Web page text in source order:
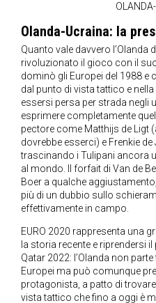
Olanda-Ucraina: la
Quanto vale davvero l’Olanda
rivoluzionato il gioco con il
dominò gli Europei del 1988 e
dal punto di vista tattico e
essersi persa per strada negli
esprimere completamente
pectore come Matthijs de Ligt
dovrebbe esserci) e Frenkie
trascinando i Tulipani ancora
al mondo. Il forfait di Van de
Boer a qualche
più di un dubbio sullo
effettivamente in campo.
EURO 2020 rappresenta una
la storia recente e riprendersi
Qatar 2022: l’Olanda non
Europei ma può comunque
protagonista, a patto di
vista tattico che fino a oggi è